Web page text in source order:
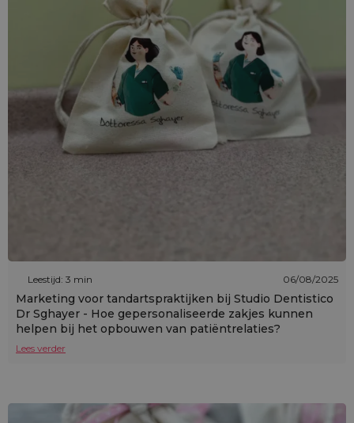
Leestijd: 3 min 06/08/2025
Marketing voor tandartspraktijken bij Studio Dentistico
Dr Sghayer - Hoe gepersonaliseerde zakjes kunnen
helpen bij het opbouwen van patiëntrelaties?
Lees verder